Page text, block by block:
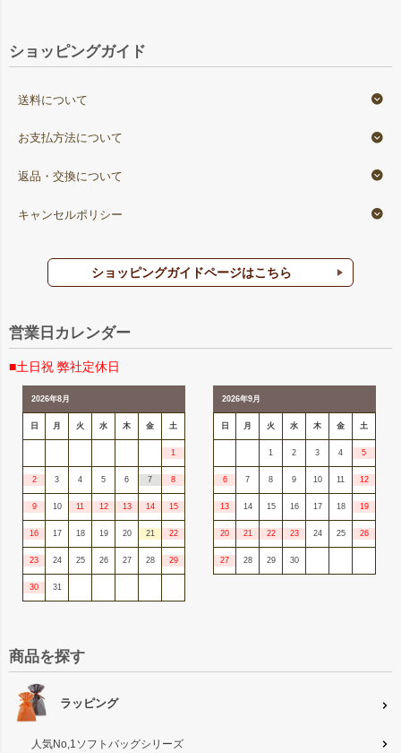
ショッピングガイド
送料について
お支払方法について
返品・交換について
キャンセルポリシー
ショッピングガイドページはこちら
営業日カレンダー
■土日祝 弊社定休日
2026年8月
日 月 火 水 木 金 土
1
2 3 4 5 6 7 8
9 10 11 12 13 14 15
16 17 18 19 20 21 22
23 24 25 26 27 28 29
30 31
2026年9月
日 月 火 水 木 金 土
1 2 3 4 5
6 7 8 9 10 11 12
13 14 15 16 17 18 19
20 21 22 23 24 25 26
27 28 29 30
商品を探す
ラッピング
人気No,1ソフトバッグシリーズ